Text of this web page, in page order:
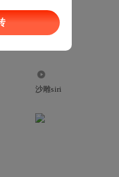
沙雕siri